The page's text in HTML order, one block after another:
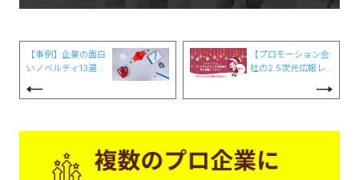
【事例】企業の面白
いノベルティ13選│
グッズとは？
【プロモーション会
社の2.5次元広報レ
すぐクリスマス♪ク